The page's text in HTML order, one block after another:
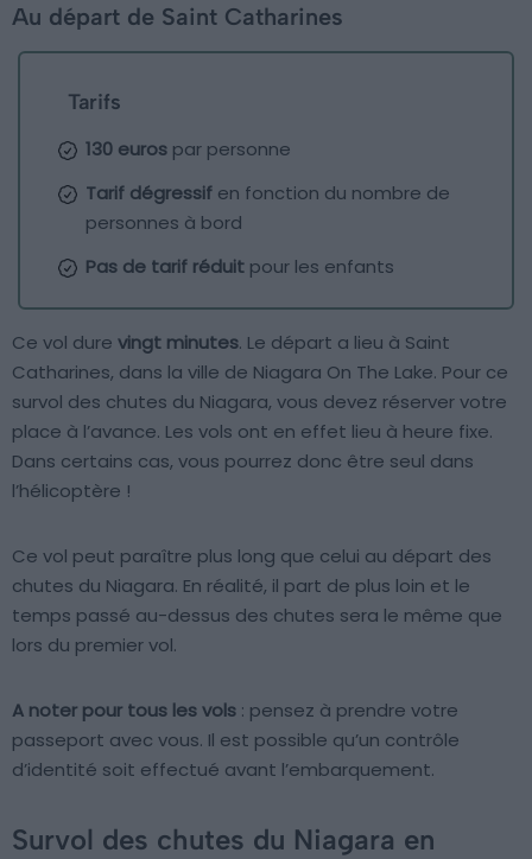
Au départ de Saint Catharines
Tarifs
130 euros par personne
Tarif dégressif en fonction du nombre de
personnes à bord
Pas de tarif réduit pour les enfants
Ce vol dure vingt minutes. Le départ a lieu à Saint
Catharines, dans la ville de Niagara On The Lake. Pour ce
survol des chutes du Niagara, vous devez réserver votre
place à l’avance. Les vols ont en effet lieu à heure fixe.
Dans certains cas, vous pourrez donc être seul dans
l’hélicoptère !
Ce vol peut paraître plus long que celui au départ des
chutes du Niagara. En réalité, il part de plus loin et le
temps passé au-dessus des chutes sera le même que
lors du premier vol.
A noter pour tous les vols : pensez à prendre votre
passeport avec vous. Il est possible qu’un contrôle
d’identité soit effectué avant l’embarquement.
Survol des chutes du Niagara en